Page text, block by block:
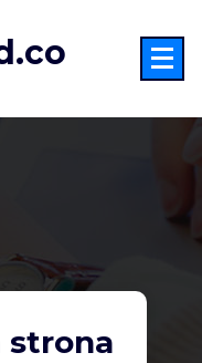
strona